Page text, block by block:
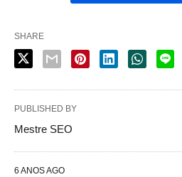
SHARE
PUBLISHED BY
Mestre SEO
6 ANOS AGO